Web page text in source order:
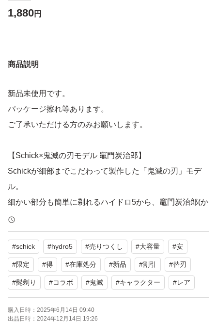
1,880円
商品説明
新品未使用です。
パッケージ擦れ等あります。
ご了承いただける方のみお願いします。
【Schick×鬼滅の刃モデル 竈門炭治郎】
Schickが細部までこだわって製作した「鬼滅の刃」モデ
ル。
細かい部分も簡単に剃れるハイドロ5から、竈門炭治郎(か
まどたんじろう)モデルが登場。
【竈門炭治郎デザインのラバーグリップ】
しっかり握れて滑りにくい独自のグリップは、 竈門炭治
郎デザイン。表は「ヒノカミ神楽」をイメージした模様、
裏には「日輪刀」の刻印入り。
短いストロークで深剃りできる5枚刃を搭載。
#schick #hydro5 #売りつくし #大容量 #安
#限定 #得 #在庫処分 #新品 #割引 #替刃
#髭剃り #コラボ #鬼滅 #キャラクター #レア
購入日時： 2025年6月14日 09:40
出品日時： 2024年12月14日 19:26